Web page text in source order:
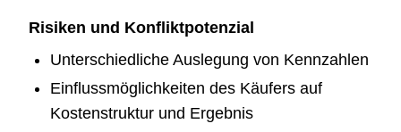
Risiken und Konfliktpotenzial
Unterschiedliche Auslegung von Kennzahlen
Einflussmöglichkeiten des Käufers auf
Kostenstruktur und Ergebnis